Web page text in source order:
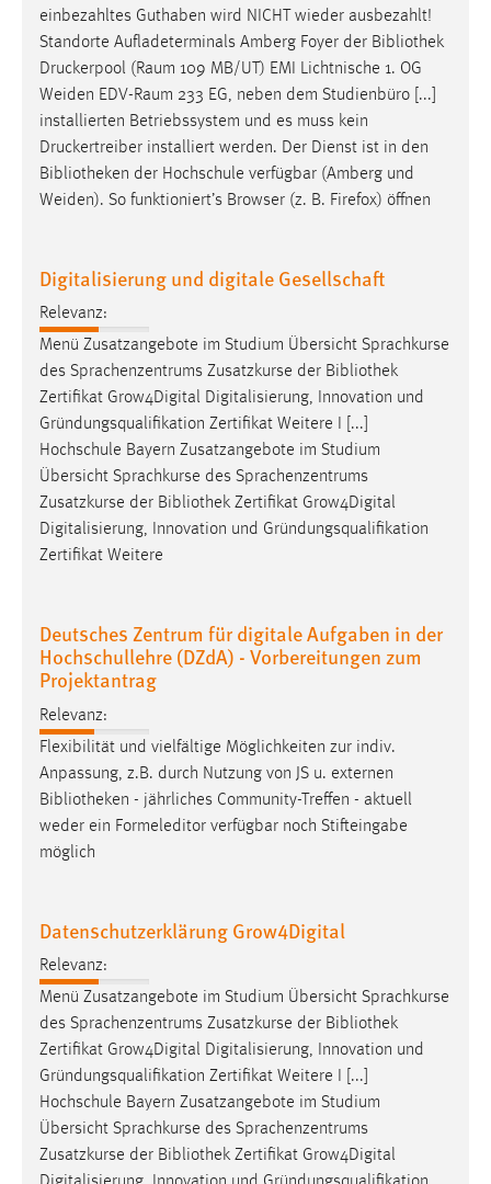
einbezahltes Guthaben wird NICHT wieder ausbezahlt!
Standorte Aufladeterminals Amberg Foyer der Bibliothek
Druckerpool (Raum 109 MB/UT) EMI Lichtnische 1. OG
Weiden EDV-Raum 233 EG, neben dem Studienbüro [...]
installierten Betriebssystem und es muss kein
Druckertreiber installiert werden. Der Dienst ist in den
Bibliotheken der Hochschule verfügbar (Amberg und
Weiden). So funktioniert’s Browser (z. B. Firefox) öffnen
Digitalisierung und digitale Gesellschaft
Relevanz:
Menü Zusatzangebote im Studium Übersicht Sprachkurse
des Sprachenzentrums Zusatzkurse der Bibliothek
Zertifikat Grow4Digital Digitalisierung, Innovation und
Gründungsqualifikation Zertifikat Weitere I [...]
Hochschule Bayern Zusatzangebote im Studium
Übersicht Sprachkurse des Sprachenzentrums
Zusatzkurse der Bibliothek Zertifikat Grow4Digital
Digitalisierung, Innovation und Gründungsqualifikation
Zertifikat Weitere
Deutsches Zentrum für digitale Aufgaben in der
Hochschullehre (DZdA) - Vorbereitungen zum
Projektantrag
Relevanz:
Flexibilität und vielfältige Möglichkeiten zur indiv.
Anpassung, z.B. durch Nutzung von JS u. externen
Bibliotheken - jährliches Community-Treffen - aktuell
weder ein Formeleditor verfügbar noch Stifteingabe
möglich
Datenschutzerklärung Grow4Digital
Relevanz:
Menü Zusatzangebote im Studium Übersicht Sprachkurse
des Sprachenzentrums Zusatzkurse der Bibliothek
Zertifikat Grow4Digital Digitalisierung, Innovation und
Gründungsqualifikation Zertifikat Weitere I [...]
Hochschule Bayern Zusatzangebote im Studium
Übersicht Sprachkurse des Sprachenzentrums
Zusatzkurse der Bibliothek Zertifikat Grow4Digital
Google Ads
Name:
_gcl_au
Anbieter:
Zweck:
Cookie Laufzeit:
3 Monate
Facebook Pixel
Name:
_fbp
Anbieter:
Facebook
Zweck:
Conversion-Tracking
EXTERNE MEDIEN
Um Inhalte von Videoplattformen und Social Media
Plattformen anzeigen zu können, werden von diesen
externen Medien Cookies gesetzt.
YouTube